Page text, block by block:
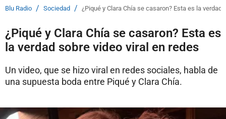
Blu Radio / Sociedad / ¿Piqué y Clara Chía se casaron? Esta es la verdad
¿Piqué y Clara Chía se casaron? Esta es
la verdad sobre video viral en redes
Un video, que se hizo viral en redes sociales, habla de
una supuesta boda entre Piqué y Clara Chía.